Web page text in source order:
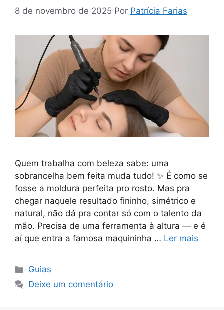
8 de novembro de 2025 Por Patrícia Farias
Quem trabalha com beleza sabe: uma
sobrancelha bem feita muda tudo! ✨ É como se
fosse a moldura perfeita pro rosto. Mas pra
chegar naquele resultado fininho, simétrico e
natural, não dá pra contar só com o talento da
mão. Precisa de uma ferramenta à altura — e é
aí que entra a famosa maquininha … Ler mais
Categorias
Guias
Deixe um comentário